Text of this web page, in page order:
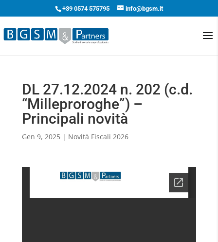
+39 0574 575795 info@bgsm.it
DL 27.12.2024 n. 202 (c.d.
“Milleproroghe”) –
Principali novità
Gen 9, 2025| Novità Fiscali 2026